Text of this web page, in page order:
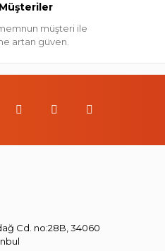
müşteri ile
artan güven.
Cd. no:28B, 34060